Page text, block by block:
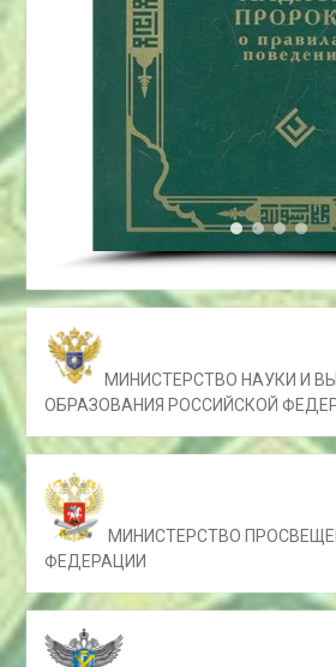
МИНИСТЕРСТВО НАУКИ И
ОБРАЗОВАНИЯ РОССИЙСКОЙ
МИНИСТЕРСТВО
ФЕДЕРАЦИИ